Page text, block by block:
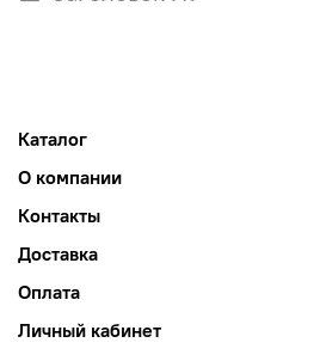
Каталог
О компании
Контакты
Доставка
Оплата
Личный кабинет